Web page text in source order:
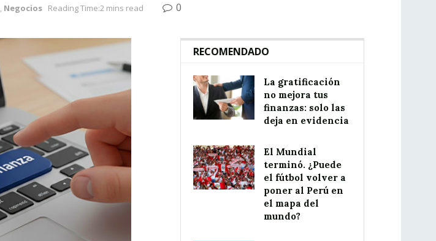
, Negocios Reading Time:2 mins read 0
RECOMENDADO
La gratificación
no mejora tus
finanzas: solo las
deja en evidencia
El Mundial
terminó. ¿Puede
el fútbol volver a
poner al Perú en
el mapa del
mundo?